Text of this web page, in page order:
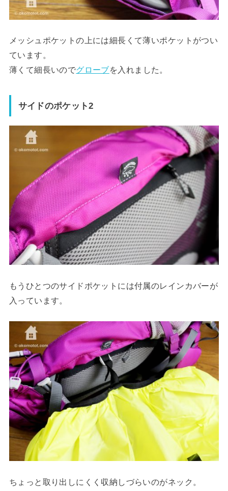
メッシュポケットの上には細長くて薄いポケットがつい
ています。
薄くて細長いのでグローブを入れました。
サイドのポケット2
もうひとつのサイドポケットには付属のレインカバーが
入っています。
ちょっと取り出しにくく収納しづらいのがネック。